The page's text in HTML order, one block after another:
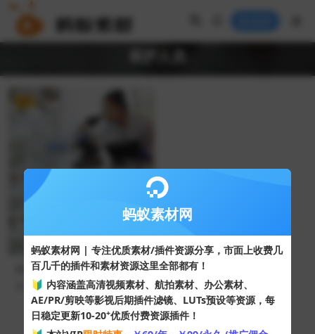
医疗场景视频女科学家通过显
微镜观察样本的视频
59 10
Copyright © 2024蚂蚁素材网- 版权所有 All rights reserved.
蚂蚁素材网
蚂蚁素材网 | 专注优质素材/插件资源分享，市面上收费几
百几千的插件和素材资源这里全部都有！
🔰 内容涵盖高清视频素材、航拍素材、办公素材、
AE/PR/剪映等影视后期插件滤镜、LUTs预设等资源，每
日稳定更新10-20+优质付费资源插件！